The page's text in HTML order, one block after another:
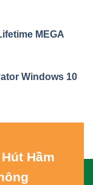
MEGA
Windows 10
Hút Hầm